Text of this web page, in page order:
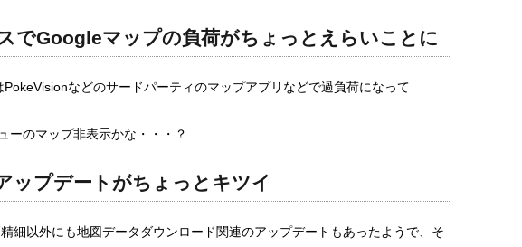
でGoogleマップの負荷がちょっとえらいことに
などのサードパーティのマップアプリなどで過負荷になって
ーのマップ非表示かな・・・？
ップデートがちょっとキツイ
細以外にも地図データダウンロード関連のアップデートもあったようで、そ